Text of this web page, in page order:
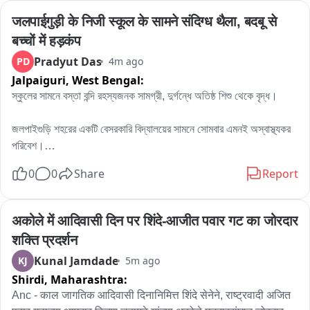
जल्द से जल्द जिला प्रशासन पागल कुत्ता को पकड़ गांव से बाहर करे और
अस्पताल में रैबीज इंजेक्शन उपलब्ध कराये नवलपुर के ललन चौधरी मुन्नी
देवी संजय कुमार शिवानी कुमारी मदन गद्दी ने बताया कि अस्पताल में रैबीज
का इंजेक्शन नहीं होने से परेशानी बढ़ गई है
जलपाईगुड़ी के निजी स्कूल के सामने संदिग्ध थैला, बदबू से
बच्चों में हड़कंप
PD Pradyut Das 4m ago
Jalpaiguri, West Bengal:
স্কুলের সামনে বস্তা বন্দি রহস্যজনক সামগ্রী, দুর্গন্ধে অতিষ্ঠ শিশু থেকে বৃদ্ধ।
জলপাইগুড়ি শহরের একটি বেসরকারি বিদ্যালয়ের সামনে সোমবার এমনই অস্বাস্থ্যকর
পরিবেশ।
দেয়, আর পচা দুর্গন্ধে স্কুলে আসা শিশু এবং অভিভাবকদের নাজেহাল হন।
0 0 Share Report
अकोले में आदिवासी दिन पर शिंदे-आजीत पवार गट का जोरदार
शक्ति प्रदर्शन
KJ Kunal Jamdade 5m ago
Shirdi, Maharashtra:
Anc - काल जागतिक आदिवासी दिनानिमित्त शिंदे सेनेने, राष्ट्रवादी अजित